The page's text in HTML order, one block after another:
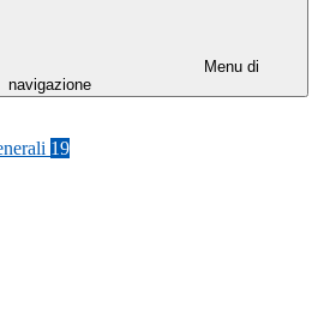
Menu di
navigazione
19